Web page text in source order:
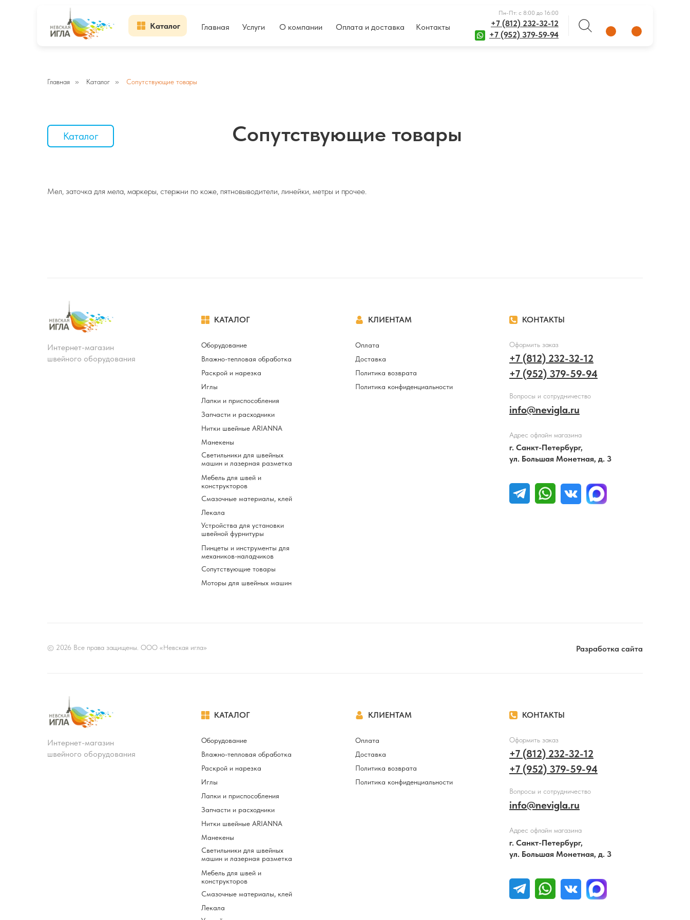
+7 (812) 232-32-12
Пн-Пт: с 8:00 до 16:00
Главная
Каталог Услуги О компании Оплата и доставка
Контакты
+7 (952) 379-59-94
Главная » Каталог » Сопутствующие товары
Сопутствующие товары
Каталог
Мел, заточка для мела, маркеры, стержни по коже, пятновыводители, линейки, метры и прочее.
КАТАЛОГ КЛИЕНТАМ КОНТАКТЫ
Оборудование
Лапки и приспособления
Светильники для швейных
машин и лазерная разметка
Раскрой и нарезка
Нитки швейные ARIANNA
Смазочные материалы, клей
Влажно-тепловая обработка
Запчасти и расходники
Мебель для швей и
конструкторов
Иглы
Манекены
Лекала
Устройства для установки
швейной фурнитуры
Пинцеты и инструменты для
механиков-наладчиков
Сопутствующие товары
Моторы для швейных машин
Интернет-магазин
швейного оборудования
Оплата
Политика возврата
Доставка
Политика конфиденциальности
+7 (812) 232-32-12
+7 (952) 379-59-94
info@nevigla.ru
Оформить заказ
Вопросы и сотрудничество
Адрес офлайн магазина
г. Санкт-Петербург,
ул. Большая Монетная, д. 3
© 2026 Все права защищены. ООО «Невская игла» Разработка сайта
КАТАЛОГ КЛИЕНТАМ КОНТАКТЫ
Оборудование
Лапки и приспособления
Светильники для швейных
машин и лазерная разметка
Раскрой и нарезка
Нитки швейные ARIANNA
Смазочные материалы, клей
Влажно-тепловая обработка
Запчасти и расходники
Мебель для швей и
конструкторов
Иглы
Манекены
Лекала
Интернет-магазин
швейного оборудования
Оплата
Политика возврата
Доставка
Политика конфиденциальности
+7 (812) 232-32-12
+7 (952) 379-59-94
info@nevigla.ru
Оформить заказ
Вопросы и сотрудничество
Адрес офлайн магазина
г. Санкт-Петербург,
ул. Большая Монетная, д. 3